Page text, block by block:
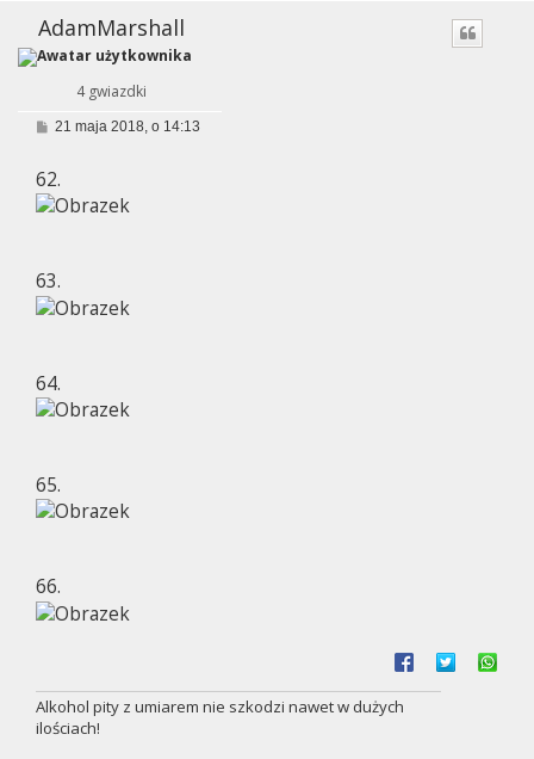
AdamMarshall
4 gwiazdki
P
t
21 maja 2018, o 14:13
62.
63.
64.
65.
66.
Alkohol pity z umiarem nie szkodzi nawet w dużych
ilościach!